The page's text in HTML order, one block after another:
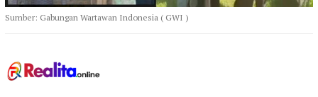
Sumber: Gabungan Wartawan Indonesia ( GWI )